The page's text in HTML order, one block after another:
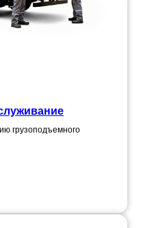
грузоподъемного